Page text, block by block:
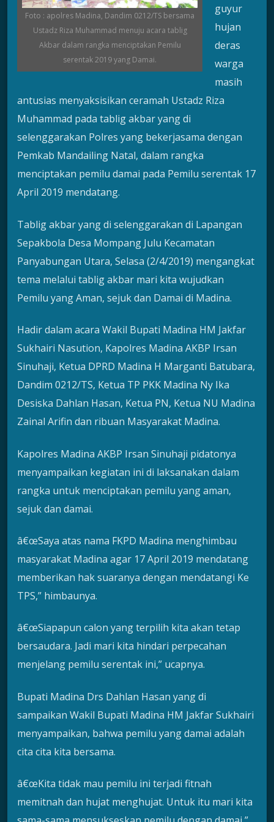
Foto : apolres Madina, Dandim 0212/TS bersama
Ustadz Riza Muhammad menuju acara tablig
Akbar dalam rangka menciptakan Pemilu
serentak 2019 yang Damai.
guyur
hujan
deras
warga
masih
antusias menyaksisikan ceramah Ustadz Riza
Muhammad pada tablig akbar yang di
selenggarakan Polres yang bekerjasama dengan
Pemkab Mandailing Natal, dalam rangka
menciptakan pemilu damai pada Pemilu serentak 17
April 2019 mendatang.
Tablig akbar yang di selenggarakan di Lapangan
Sepakbola Desa Mompang Julu Kecamatan
Panyabungan Utara, Selasa (2/4/2019) mengangkat
tema melalui tablig akbar mari kita wujudkan
Pemilu yang Aman, sejuk dan Damai di Madina.
Hadir dalam acara Wakil Bupati Madina HM Jakfar
Sukhairi Nasution, Kapolres Madina AKBP Irsan
Sinuhaji, Ketua DPRD Madina H Marganti Batubara,
Dandim 0212/TS, Ketua TP PKK Madina Ny Ika
Desiska Dahlan Hasan, Ketua PN, Ketua NU Madina
Zainal Arifin dan ribuan Masyarakat Madina.
Kapolres Madina AKBP Irsan Sinuhaji pidatonya
menyampaikan kegiatan ini di laksanakan dalam
rangka untuk menciptakan pemilu yang aman,
sejuk dan damai.
â€œSaya atas nama FKPD Madina menghimbau
masyarakat Madina agar 17 April 2019 mendatang
memberikan hak suaranya dengan mendatangi Ke
TPS,” himbaunya.
â€œSiapapun calon yang terpilih kita akan tetap
bersaudara. Jadi mari kita hindari perpecahan
menjelang pemilu serentak ini,” ucapnya.
Bupati Madina Drs Dahlan Hasan yang di
sampaikan Wakil Bupati Madina HM Jakfar Sukhairi
menyampaikan, bahwa pemilu yang damai adalah
cita cita kita bersama.
â€œKita tidak mau pemilu ini terjadi fitnah
memitnah dan hujat menghujat. Untuk itu mari kita